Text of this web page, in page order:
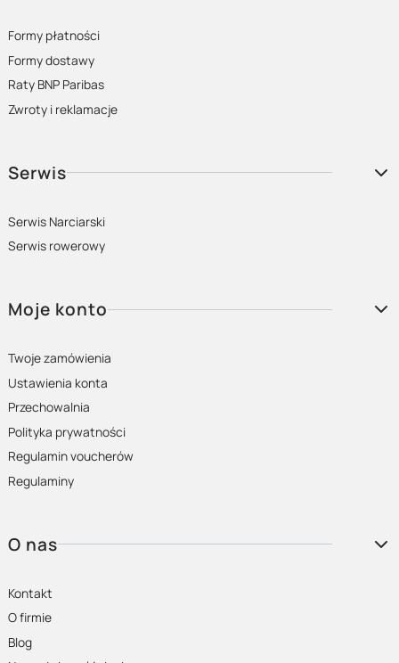
Formy płatności
Formy dostawy
Raty BNP Paribas
Zwroty i reklamacje
Serwis
Serwis Narciarski
Serwis rowerowy
Moje konto
Twoje zamówienia
Ustawienia konta
Przechowalnia
Polityka prywatności
Regulamin voucherów
Regulaminy
O nas
Kontakt
O firmie
Blog